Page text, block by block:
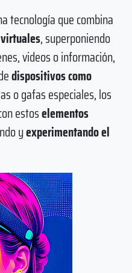
tecnología que combina
, superponiendo
videos o información,
dispositivos como
o gafas especiales, los
estoselementos
yexperimentando el